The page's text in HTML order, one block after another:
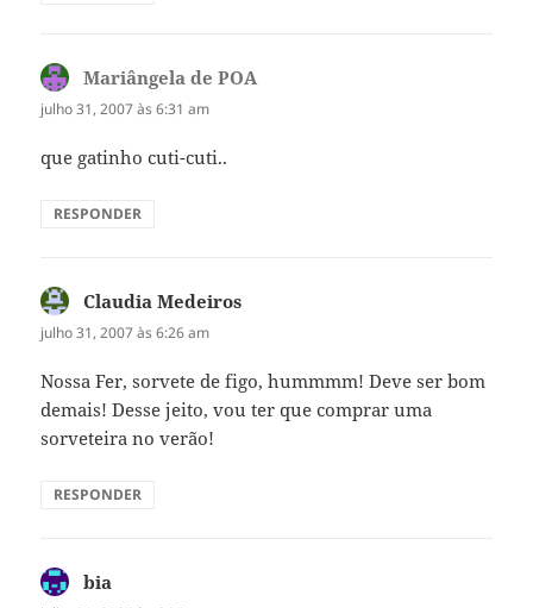
Mariângela de POAdisse:
julho 31, 2007 às 6:31 am
que gatinho cuti-cuti..
RESPONDER
Claudia Medeiros
julho 31, 2007 às 6:26 am
Nossa Fer, sorvete de figo, hummmm! Deve ser bom
demais! Desse jeito, vou ter que comprar uma
sorveteira no verão!
RESPONDER
bia